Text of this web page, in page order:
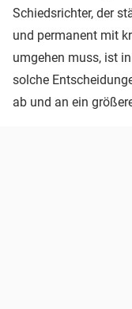
Schiedsrichter, der
und permanent mit
umgehen muss, ist
solche
ab und an ein